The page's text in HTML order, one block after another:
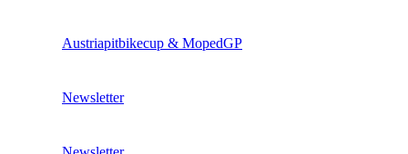
Austriapitbikecup & MopedGP
Newsletter